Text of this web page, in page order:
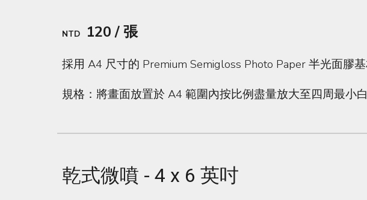
NTD 120/ 張
採用 A4 尺寸的 Premium Semigloss Photo Paper 半光面膠
規格：將畫面放置於 A4 範圍內按比例盡量放大至四周最小
乾式微噴 - 4 x 6 英吋